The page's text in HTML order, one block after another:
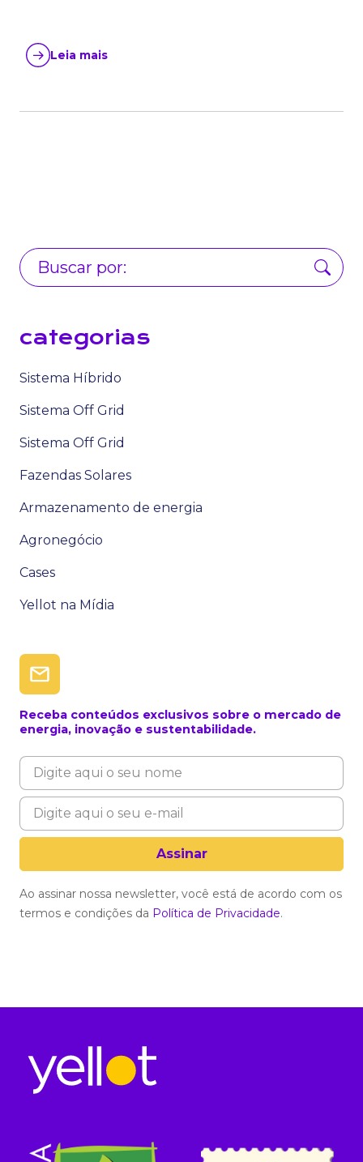
Leia mais
categorias
Sistema Híbrido
Sistema Off Grid
Sistema Off Grid
Fazendas Solares
Armazenamento de energia
Agronegócio
Cases
Yellot na Mídia
Receba conteúdos exclusivos sobre o mercado de
energia, inovação e sustentabilidade.
Ao assinar nossa newsletter, você está de acordo com os
termos e condições da Política de Privacidade.